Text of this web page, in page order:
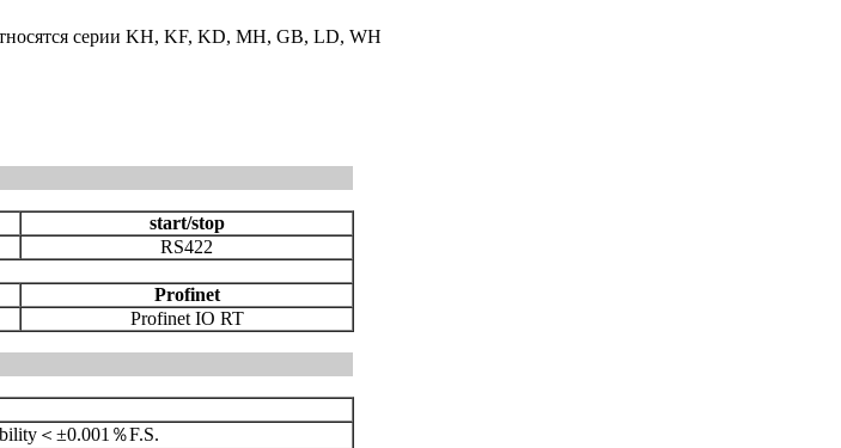
серии KH, KF, KD, MH, GB, LD, WH
start/stop
RS422
Profinet
Profinet IO RT
＜±0.001％F.S.